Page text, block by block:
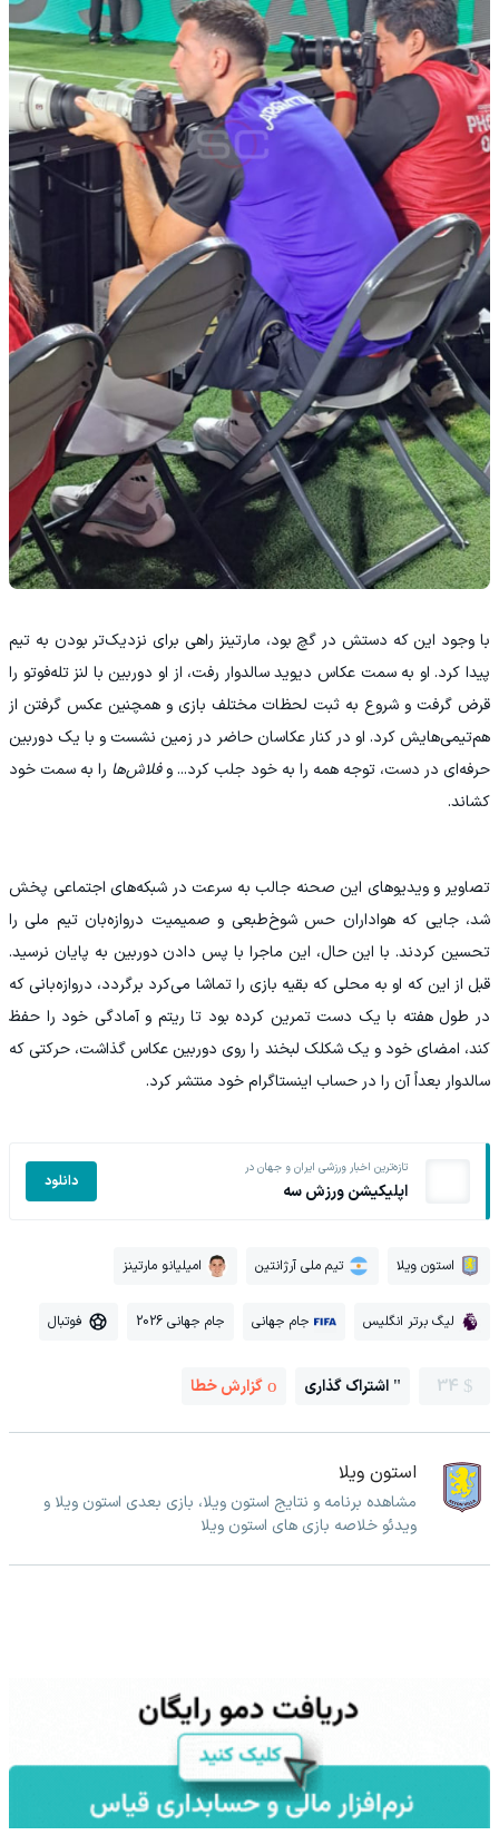
با وجود این که دستش در گچ بود، مارتینز راهی برای نزدیک‌تر بودن به تیم
پیدا کرد. او به سمت عکاس دیوید سالدوار رفت، از او دوربین با لنز تله‌فوتو را
قرض گرفت و شروع به ثبت لحظات مختلف بازی و همچنین عکس گرفتن از
هم‌تیمی‌هایش کرد. او در کنار عکاسان حاضر در زمین نشست و با یک دوربین
حرفه‌ای در دست، توجه همه را به خود جلب کرد... وفلاش‌ها را به سمت خود
کشاند.
تصاویر و ویدیوهای این صحنه جالب به سرعت در شبکه‌های اجتماعی پخش
شد، جایی که هواداران حس شوخ‌طبعی و صمیمیت دروازه‌بان تیم ملی را
تحسین کردند. با این حال، این ماجرا با پس دادن دوربین به پایان نرسید.
قبل از این که او به محلی که بقیه بازی را تماشا می‌کرد برگردد، دروازه‌بانی که
در طول هفته با یک دست تمرین کرده بود تا ریتم و آمادگی خود را حفظ
کند، امضای خود و یک شکلک لبخند را روی دوربین عکاس گذاشت، حرکتی که
سالدوار بعداً آن را در حساب اینستاگرام خود منتشر کرد.
تازه‌ترین اخبار ورزشی ایران و جهان در
اپلیکیشن ورزش سه دانلود
استون ویلا تیم ملی آرژانتین امیلیانو مارتینز
لیگ برتر انگلیس جام جهانی جام جهانی 2026 فوتبال
34 اشتراک گذاری گزارش خطا
استون ویلا
مشاهده برنامه و نتایج استون ویلا، بازی بعدی استون ویلا و
ویدئو خلاصه بازی های استون ویلا